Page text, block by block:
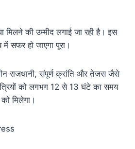
मिलने की उम्मीद लगाई जा रही है। इस
सफर हो जाएगा पूरा।
राजधानी, संपूर्ण क्रांति और तेजस जैसे
को लगभग 12 से 13 घंटे का समय
मिलेगा।